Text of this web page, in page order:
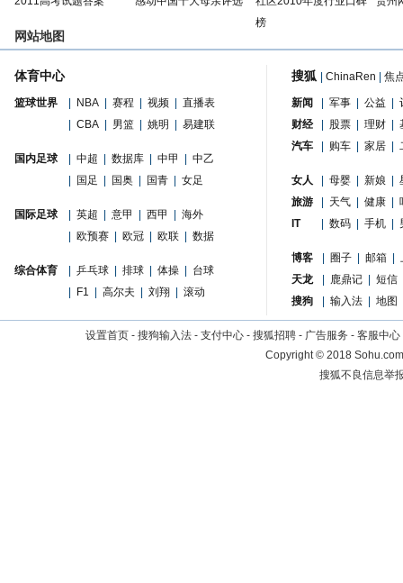
榜
网站地图
体育中心
篮球世界 NBA 赛程 视频
直播表
CBA 男篮 姚明 易建联
国内足球 中超 数据库 中甲
中乙
国足 国奥 国青 女足
国际足球 英超 意甲 西甲
海外
欧预赛 欧冠 欧联 数据
综合体育 乒乓球 排球 体操
台球
F1 高尔夫 刘翔 滚动
搜狐 ChinaRen 焦
新闻 军事 公益
财经
股票 理财
汽车
购车 家居
女人 母婴 新娘
旅游
天气 健康
IT
数码 手机
博客 圈子 邮箱
天龙
鹿鼎记
短信
搜狗
输入法 地图
设置首页 - 搜狗输入法 - 支付中心 - 搜狐招聘 - 广告服务 - 客服中心
Copyright©2018
搜狐不良信息举